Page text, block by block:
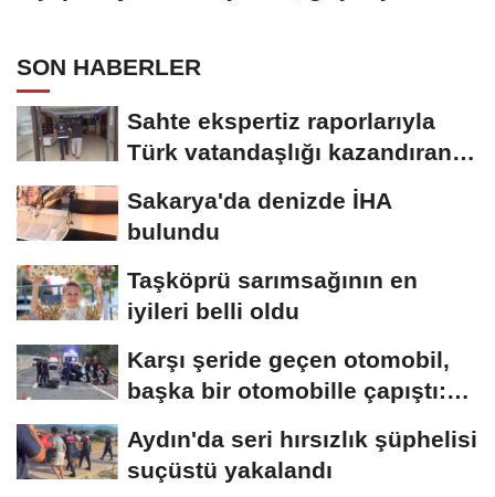
SON HABERLER
Sahte ekspertiz raporlarıyla
Türk vatandaşlığı kazandıran
Sakarya'da denizde İHA
bulundu
Taşköprü sarımsağının en
iyileri belli oldu
Karşı şeride geçen otomobil,
başka bir otomobille çapıştı:
Aydın'da seri hırsızlık şüphelisi
suçüstü yakalandı